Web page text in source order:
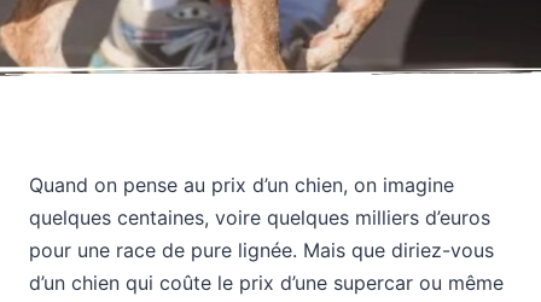
Quand on pense au prix d’un chien, on imagine
quelques centaines, voire quelques milliers d’euros
pour une race de pure lignée. Mais que diriez-vous
d’un chien qui coûte le prix d’une supercar ou même